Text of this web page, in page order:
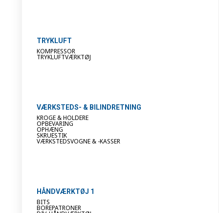
TRYKLUFT
KOMPRESSOR
TRYKLUFTVÆRKTØJ
VÆRKSTEDS- & BILINDRETNING
KROGE & HOLDERE
OPBEVARING
OPHÆNG
SKRUESTIK
VÆRKSTEDSVOGNE & -KASSER
HÅNDVÆRKTØJ 1
BITS
BOREPATRONER